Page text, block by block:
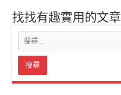
找找有趣實用的文章